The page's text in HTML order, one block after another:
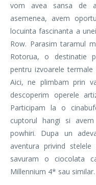
vom avea sansa de
asemenea, avem
locuinta fascinanta a
Row. Parasim taramul
Rotorua, o destinatie
pentru izvoarele
Aici, ne plimbam prin
descoperim operele
Participam la o
cuptorul hangi si
powhiri. Dupa un
aventura privind
savuram o ciocolata
Millennium 4* sau similar.